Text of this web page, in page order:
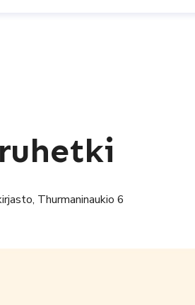
Thurmaninaukio 6